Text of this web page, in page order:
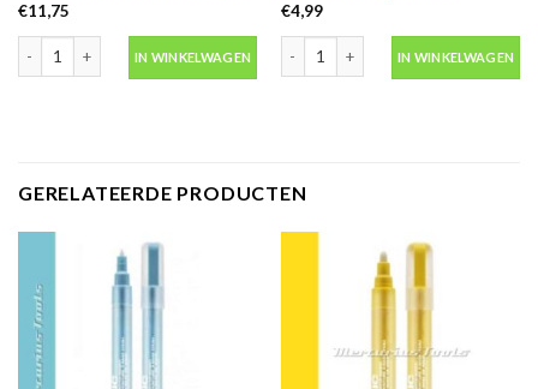
€11,75
Schetsboek A4 portrait 32x22cm -Montana Black book aantal
IN WINKELWAGEN
€4,99
Montana Gold S8010 Shock Brown
IN WINKELWAGEN
GERELATEERDE PRODUCTEN